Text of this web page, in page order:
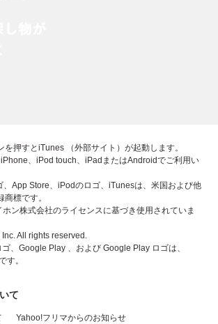
を押すとiTunes （外部サイト）が起動します。
iPhone、iPod touch、iPadまたはAndroidでご利用い
、App Store、iPodのロゴ、iTunesは、米国および他
標です。
ホン株式会社のライセンスに基づき使用されていま
Inc. All rights reserved.
、Google Play 、および Google Play ロゴは、
す。
て
Yahoo!フリマからのお知らせ